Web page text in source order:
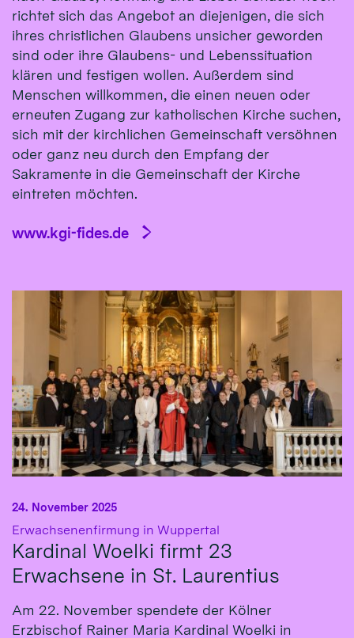
richtet sich das Angebot an diejenigen, die sich
ihres christlichen Glaubens unsicher geworden
sind oder ihre Glaubens- und Lebenssituation
klären und festigen wollen. Außerdem sind
Menschen willkommen, die einen neuen oder
erneuten Zugang zur katholischen Kirche suchen,
sich mit der kirchlichen Gemeinschaft versöhnen
oder ganz neu durch den Empfang der
Sakramente in die Gemeinschaft der Kirche
eintreten möchten.
www.kgi-fides.de
Erwachsenenfirmung in Wuppertal
Kardinal Woelki firmt 23
Erwachsene in St. Laurentius
24. November 2025
Am 22. November spendete der Kölner
Erzbischof Rainer Maria Kardinal Woelki in